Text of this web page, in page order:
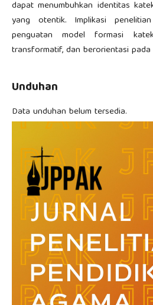
dapat menumbuhkan identitas
yang otentik. Implikasi
penguatan model formasi
transformatif, dan berorientasi pada
Unduhan
Data unduhan belum tersedia.